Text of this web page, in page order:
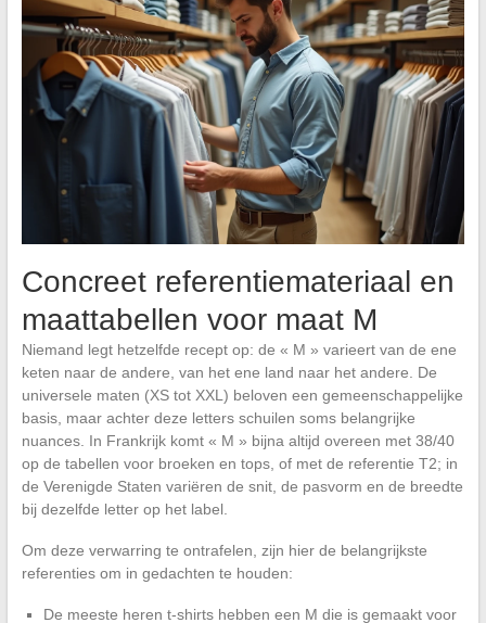
Concreet referentiemateriaal en
maattabellen voor maat M
Niemand legt hetzelfde recept op: de « M » varieert van de ene
keten naar de andere, van het ene land naar het andere. De
universele maten (XS tot XXL) beloven een gemeenschappelijke
basis, maar achter deze letters schuilen soms belangrijke
nuances. In Frankrijk komt « M » bijna altijd overeen met 38/40
op de tabellen voor broeken en tops, of met de referentie T2; in
de Verenigde Staten variëren de snit, de pasvorm en de breedte
bij dezelfde letter op het label.
Om deze verwarring te ontrafelen, zijn hier de belangrijkste
referenties om in gedachten te houden:
De meeste heren t-shirts hebben een M die is gemaakt voor